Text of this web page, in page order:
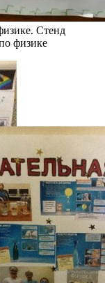
Стенд
физике